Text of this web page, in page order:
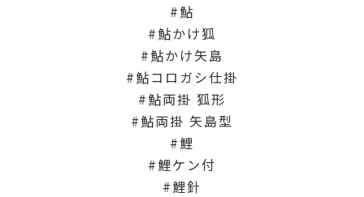
鮎
鮎かけ狐
鮎かけ矢島
鮎コロガシ仕掛
鮎両掛 狐形
鮎両掛 矢島型
鯉
鯉ケン付
鯉針